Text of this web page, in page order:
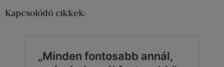
Kapcsolódó cikkek: